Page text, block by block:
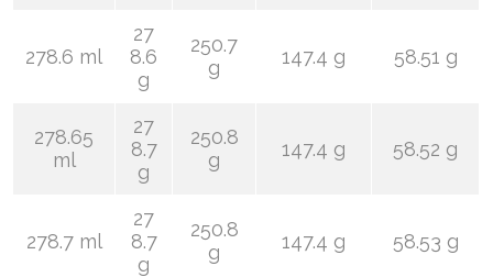
278.6 ml
27
8.6
g
250.7
g
147.4 g 58.51 g
278.65
ml
27
8.7
g
250.8
g
147.4 g 58.52 g
278.7 ml
27
8.7
g
250.8
g
147.4 g 58.53 g